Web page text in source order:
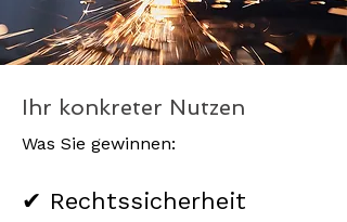
Ihr konkreter Nutzen
Was Sie gewinnen:
✔ Rechtssicherheit